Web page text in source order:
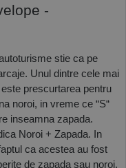
-
stie ca pe
Unul dintre cele mai
prescurtarea pentru
noroi, in vreme ce “S“
inseamna zapada.
Noroi + Zapada. In
ca acestea au fost
de zapada sau noroi.